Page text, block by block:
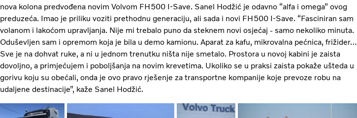
nova kolona predvođena novim Volvom FH500 I-Save. Sanel Hodžić je odavno “alfa i omega” ovog
preduzeća. Imao je priliku voziti prethodnu generaciju, ali sada i novi FH500 I-Save. “Fasciniran sam
volanom i lakoćom upravljanja. Nije mi trebalo puno da steknem novi osjećaj - samo nekoliko minuta.
Oduševljen sam i opremom koja je bila u demo kamionu. Aparat za kafu, mikrovalna pećnica, frižider…
Sve je na dohvat ruke, a ni u jednom trenutku ništa nije smetalo. Prostora u novoj kabini je zaista
dovoljno, a primjećujem i poboljšanja na novim krevetima. Ukoliko se u praksi zaista pokaže ušteda u
gorivu koju su obećali, onda je ovo pravo rješenje za transportne kompanije koje prevoze robu na
udaljene destinacije”, kaže Sanel Hodžić.